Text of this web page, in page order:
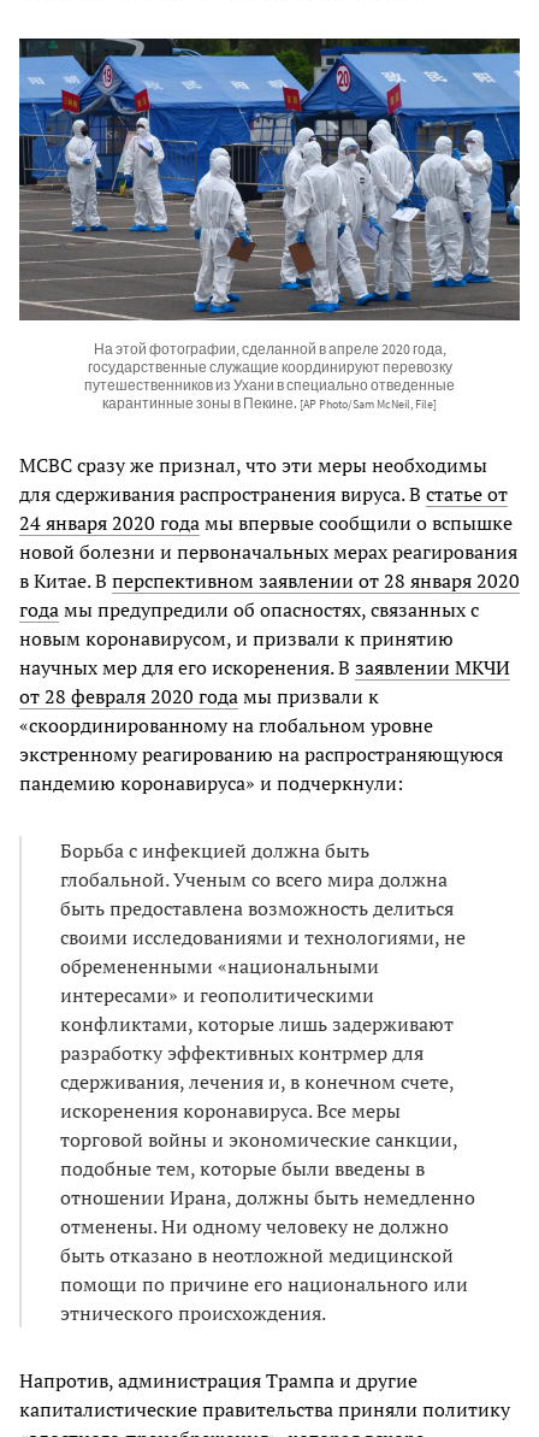
На этой фотографии, сделанной в апреле 2020 года,
государственные служащие координируют перевозку
путешественников из Ухани в специально отведенные
карантинные зоны в Пекине. [AP Photo/Sam McNeil, File]
МСВС сразу же признал, что эти меры необходимы
для сдерживания распространения вируса. В статье от
24 января 2020 годамы впервые сообщили о вспышке
новой болезни и первоначальных мерах реагирования
в Китае. В перспективном заявлении от 28 января 2020
годамы предупредили об опасностях, связанных с
новым коронавирусом, и призвали к принятию
научных мер для его искоренения. В заявлении МКЧИ
от 28 февраля 2020 годамы призвали к
«скоординированному на глобальном уровне
экстренному реагированию на распространяющуюся
пандемию коронавируса» и подчеркнули:
Борьба с инфекцией должна быть
глобальной. Ученым со всего мира должна
быть предоставлена возможность делиться
своими исследованиями и технологиями, не
обремененными «национальными
интересами» и геополитическими
конфликтами, которые лишь задерживают
разработку эффективных контрмер для
сдерживания, лечения и, в конечном счете,
искоренения коронавируса. Все меры
торговой войны и экономические санкции,
подобные тем, которые были введены в
отношении Ирана, должны быть немедленно
отменены. Ни одному человеку не должно
быть отказано в неотложной медицинской
помощи по причине его национального или
этнического происхождения.
Напротив, администрация Трампа и другие
капиталистические правительства приняли политику